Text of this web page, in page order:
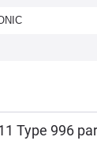
Type 996